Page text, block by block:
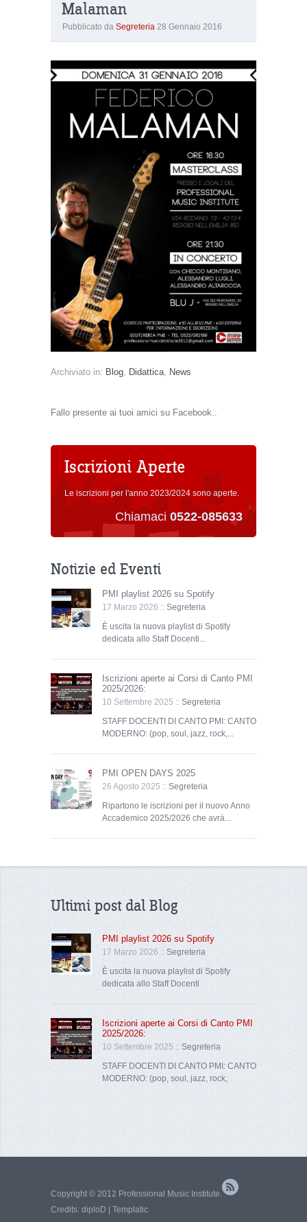
Malaman
Pubblicato da Segreteria 28 Gennaio 2016
Archiviato in: Blog, Didattica, News
Fallo presente ai tuoi amici su Facebook..
Iscrizioni Aperte
Le iscrizioni per l'anno 2023/2024 sono aperte.
Chiamaci 0522-085633
Notizie ed Eventi
PMI playlist 2026 su Spotify
17 Marzo 2026 :: Segreteria
È uscita la nuova playlist di Spotify
dedicata allo Staff Docenti...
Iscrizioni aperte ai Corsi di Canto PMI
2025/2026:
10 Settembre 2025 :: Segreteria
STAFF DOCENTI DI CANTO PMI: CANTO
MODERNO: (pop, soul, jazz, rock,...
PMI OPEN DAYS 2025
26 Agosto 2025 :: Segreteria
Ripartono le iscrizioni per il nuovo Anno
Accademico 2025/2026 che avrà...
Ultimi post dal Blog
PMI playlist 2026 su Spotify
17 Marzo 2026 :: Segreteria
È uscita la nuova playlist di Spotify
dedicata allo Staff Docenti
Iscrizioni aperte ai Corsi di Canto PMI
2025/2026:
10 Settembre 2025 :: Segreteria
STAFF DOCENTI DI CANTO PMI: CANTO
MODERNO: (pop, soul, jazz, rock,
Copyright © 2012 Professional Music Institute.
Credits: diploD Templatic